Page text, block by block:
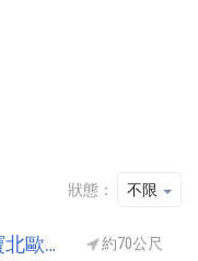
狀態： 不限
麗寶北歐莊園2丹麥琥珀(麗寶莊園2丹麥琥珀-丹麥特區/麗寶丹麥琥珀/麗寶北歐莊園丹麥琥珀) 約70公尺